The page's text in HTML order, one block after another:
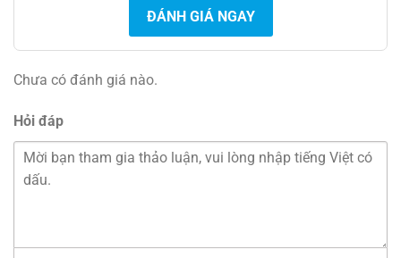
ĐÁNH GIÁ NGAY
Chưa có đánh giá nào.
Hỏi đáp